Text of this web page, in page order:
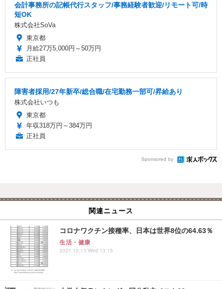
会計事務所の記帳代行スタッフ/事務経験者歓迎/リモート可/時
短OK
株式会社SoVa
東京都
月給27万5,000円～50万円
正社員
障害者採用/27年新卒/総合職/在宅勤務一部可/昇給あり
株式会社いつも
東京都
年収318万円～384万円
正社員
Sponsored by
関連ニュース
コロナワクチン接種率、日本は世界8位の64.63％
生活・健康
2021.10.13 Wed 13:15